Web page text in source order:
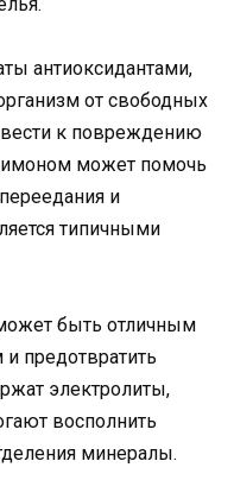
антиоксидантами,
от свободных
к повреждению
может помочь
и
типичными
быть отличным
предотвратить
электролиты,
восполнить
минералы.